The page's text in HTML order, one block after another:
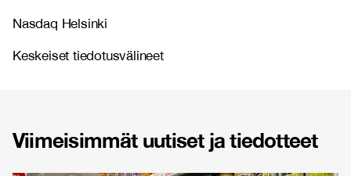
Nasdaq Helsinki
Keskeiset tiedotusvälineet
Viimeisimmät uutiset ja tiedotteet